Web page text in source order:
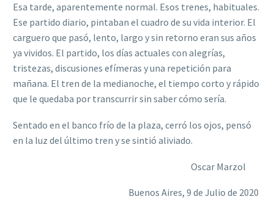
Esa tarde, aparentemente normal. Esos trenes, habituales.
Ese partido diario, pintaban el cuadro de su vida interior. El
carguero que pasó, lento, largo y sin retorno eran sus años
ya vividos. El partido, los días actuales con alegrías,
tristezas, discusiones efímeras y una repetición para
mañana. El tren de la medianoche, el tiempo corto y rápido
que le quedaba por transcurrir sin saber cómo sería.
Sentado en el banco frío de la plaza, cerró los ojos, pensó
en la luz del último tren y se sintió aliviado.
Oscar Marzol
Buenos Aires, 9 de Julio de 2020